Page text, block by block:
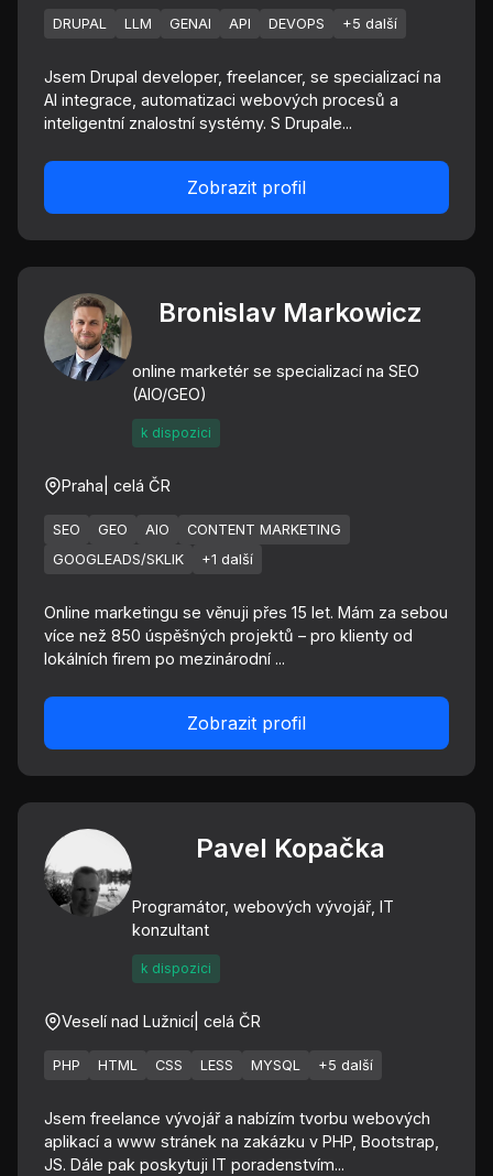
DRUPAL LLM GENAI API DEVOPS +5 další
Jsem Drupal developer, freelancer, se specializací na
AI integrace, automatizaci webových procesů a
inteligentní znalostní systémy. S Drupale...
Zobrazit profil
Bronislav Markowicz
online marketér se specializací na SEO
(AIO/GEO)
k dispozici
Praha | celá ČR
SEO GEO AIO
CONTENT MARKETING
GOOGLEADS/SKLIK
+1 další
Online marketingu se věnuji přes 15 let. Mám za sebou
více než 850 úspěšných projektů – pro klienty od
lokálních firem po mezinárodní ...
Zobrazit profil
Pavel Kopačka
Programátor, webových vývojář, IT
konzultant
k dispozici
Veselí nad Lužnicí | celá ČR
PHP HTML CSS LESS MYSQL +5 další
Jsem freelance vývojář a nabízím tvorbu webových
aplikací a www stránek na zakázku v PHP, Bootstrap,
JS. Dále pak poskytuji IT poradenstvím...